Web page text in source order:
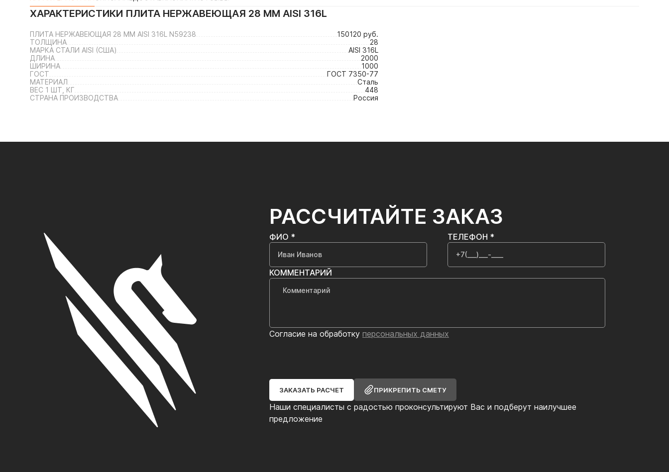
ХАРАКТЕРИСТИКИ ПЛИТА НЕРЖАВЕЮЩАЯ 28 ММ AISI 316L
ПЛИТА НЕРЖАВЕЮЩАЯ 28 ММ AISI 316L N59238
150120 руб.
ТОЛЩИНА
28
МАРКА СТАЛИ AISI (США)
AISI 316L
ДЛИНА
2000
ШИРИНА
1000
ГОСТ
ГОСТ 7350-77
МАТЕРИАЛ
Сталь
ВЕС 1 ШТ, КГ
448
СТРАНА ПРОИЗВОДСТВА
Россия
РАССЧИТАЙТЕ ЗАКАЗ
Наши специалисты с радостью проконсультируют Вас и подберут наилучшее
предложение
ФИО * ТЕЛЕФОН *
КОММЕНТАРИЙ
Согласие на обработку персональных данных
ЗАКАЗАТЬ РАСЧЕТ ПРИКРЕПИТЬ СМЕТУ